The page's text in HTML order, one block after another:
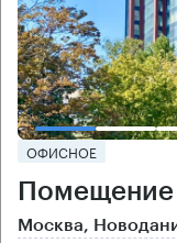
ОФИСНОЕ
Помещение
Москва,